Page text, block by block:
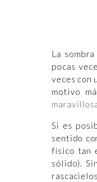
La
pocas
veces con
motivo
Si es
sentido
físico tan
sólido).